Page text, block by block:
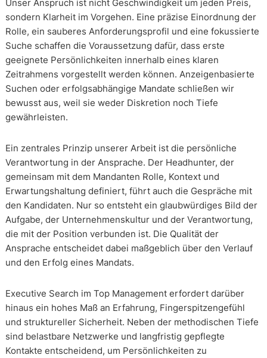
Unser Anspruch ist nicht Geschwindigkeit um jeden Preis,
sondern Klarheit im Vorgehen. Eine präzise Einordnung der
Rolle, ein sauberes Anforderungsprofil und eine fokussierte
Suche schaffen die Voraussetzung dafür, dass erste
geeignete Persönlichkeiten innerhalb eines klaren
Zeitrahmens vorgestellt werden können. Anzeigenbasierte
Suchen oder erfolgsabhängige Mandate schließen wir
bewusst aus, weil sie weder Diskretion noch Tiefe
gewährleisten.
Ein zentrales Prinzip unserer Arbeit ist die persönliche
Verantwortung in der Ansprache. Der Headhunter, der
gemeinsam mit dem Mandanten Rolle, Kontext und
Erwartungshaltung definiert, führt auch die Gespräche mit
den Kandidaten. Nur so entsteht ein glaubwürdiges Bild der
Aufgabe, der Unternehmenskultur und der Verantwortung,
die mit der Position verbunden ist. Die Qualität der
Ansprache entscheidet dabei maßgeblich über den Verlauf
und den Erfolg eines Mandats.
Executive Search im Top Management erfordert darüber
hinaus ein hohes Maß an Erfahrung, Fingerspitzengefühl
und struktureller Sicherheit. Neben der methodischen Tiefe
sind belastbare Netzwerke und langfristig gepflegte
Kontakte entscheidend, um Persönlichkeiten zu